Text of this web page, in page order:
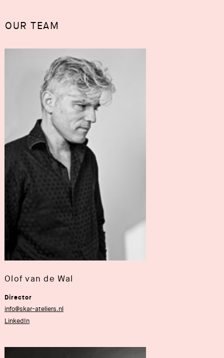
OUR TEAM
Olof van de Wal
Director
info@skar-ateliers.nl
LinkedIn